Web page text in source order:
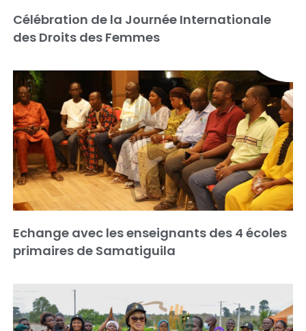
Célébration de la Journée Internationale
des Droits des Femmes
Echange avec les enseignants des 4 écoles
primaires de Samatiguila